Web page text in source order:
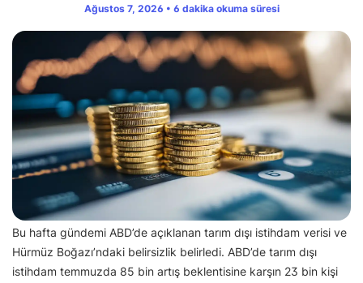
Ağustos 7, 2026 • 6 dakika okuma süresi
Bu hafta gündemi ABD’de açıklanan tarım dışı istihdam verisi ve
Hürmüz Boğazı’ndaki belirsizlik belirledi. ABD’de tarım dışı
istihdam temmuzda 85 bin artış beklentisine karşın 23 bin kişi